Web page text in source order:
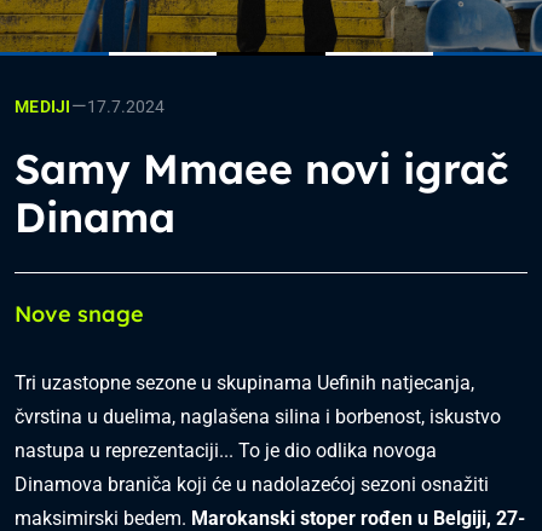
MEDIJI—17.7.2024
Samy Mmaee novi igrač
Dinama
Nove snage
Tri uzastopne sezone u skupinama Uefinih natjecanja,
čvrstina u duelima, naglašena silina i borbenost, iskustvo
nastupa u reprezentaciji... To je dio odlika novoga
Dinamova braniča koji će u nadolazećoj sezoni osnažiti
maksimirski bedem. Marokanski stoper rođen u Belgiji, 27-